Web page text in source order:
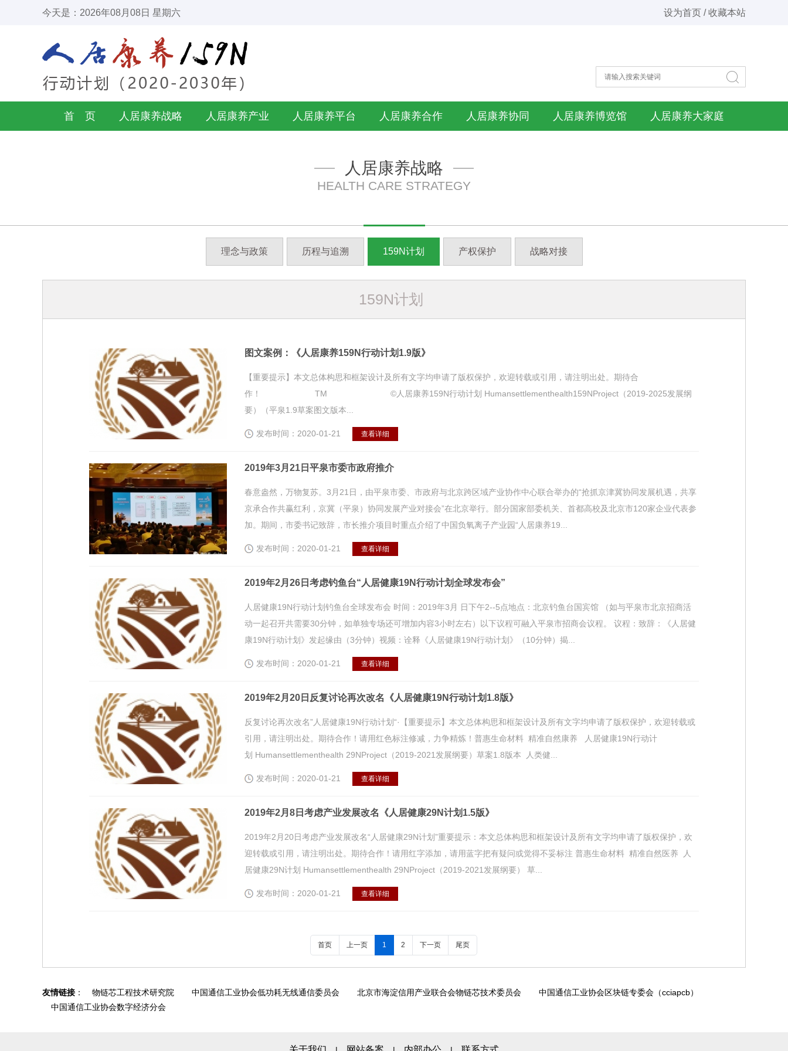
今天是：2026年08月08日 星期六 设为首页 / 收藏本站
首 页 人居康养战略 人居康养产业 人居康养平台 人居康养合作 人居康养协同 人居康养博览馆 人居康养大家庭
人居康养战略
HEALTH CARE STRATEGY
理念与政策 历程与追溯 159N计划 产权保护 战略对接
159N计划
图文案例：《人居康养159N行动计划1.9版》
【重要提示】本文总体构思和框架设计及所有文字均申请了版权保护，欢迎转载或引用，请注明出处。期待合
作！ TM ©人居康养159N行动计划 Humansettlementhealth159NProject（2019-2025发展纲
要）（平泉1.9草案图文版本...
发布时间：2020-01-21 查看详细
2019年3月21日平泉市委市政府推介
春意盎然，万物复苏。3月21日，由平泉市委、市政府与北京跨区域产业协作中心联合举办的“抢抓京津冀协同发展机遇，共享
京承合作共赢红利，京冀（平泉）协同发展产业对接会”在北京举行。部分国家部委机关、首都高校及北京市120家企业代表参
加。期间，市委书记致辞，市长推介项目时重点介绍了中国负氧离子产业园“人居康养19...
发布时间：2020-01-21 查看详细
2019年2月26日考虑钓鱼台“人居健康19N行动计划全球发布会”
人居健康19N行动计划钓鱼台全球发布会 时间：2019年3月 日下午2--5点地点：北京钓鱼台国宾馆 （如与平泉市北京招商活
动一起召开共需要30分钟，如单独专场还可增加内容3小时左右）以下议程可融入平泉市招商会议程。 议程：致辞：《人居健
康19N行动计划》发起缘由（3分钟）视频：诠释《人居健康19N行动计划》（10分钟）揭...
发布时间：2020-01-21 查看详细
2019年2月20日反复讨论再次改名《人居健康19N行动计划1.8版》
反复讨论再次改名”人居健康19N行动计划“·【重要提示】本文总体构思和框架设计及所有文字均申请了版权保护，欢迎转载或
引用，请注明出处。期待合作！请用红色标注修减，力争精炼！普惠生命材料 精准自然康养 人居健康19N行动计
划 Humansettlementhealth 29NProject（2019-2021发展纲要）草案1.8版本 人类健...
发布时间：2020-01-21 查看详细
2019年2月8日考虑产业发展改名《人居健康29N计划1.5版》
2019年2月20日考虑产业发展改名“人居健康29N计划”重要提示：本文总体构思和框架设计及所有文字均申请了版权保护，欢
迎转载或引用，请注明出处。期待合作！请用红字添加，请用蓝字把有疑问或觉得不妥标注 普惠生命材料 精准自然医养 人
居健康29N计划 Humansettlementhealth 29NProject（2019-2021发展纲要） 草...
发布时间：2020-01-21 查看详细
首页 上一页 1 2 下一页 尾页
友情链接 ： 物链芯工程技术研究院 中国通信工业协会低功耗无线通信委员会 北京市海淀信用产业联合会物链芯技术委员会
中国通信工业协会区块链专委会（cciapcb）
中国通信工业协会数字经济分会